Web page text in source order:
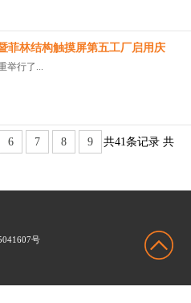
菲林结构触摸屏第五工厂启用庆
行了...
共41条记录
6 7 8 9 共
号